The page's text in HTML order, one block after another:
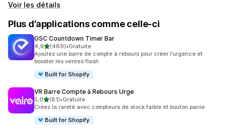
Voir les détails
Plus d’applications comme celle-ci
GSC Countdown Timer Bar
4,9étoile(s) sur 5
(489)
489 avis au total
•Gratuite
Ajoutez une barre de compte à rebours pour créer l’urgence et
booster les ventes flash
Built for Shopify
VR Barre Compte à Rebours Urge
5,0étoile(s) sur 5
(81)
81 avis au total
•Gratuite
Créez la rareté avec compteurs de stock faible et bouton panie
Built for Shopify